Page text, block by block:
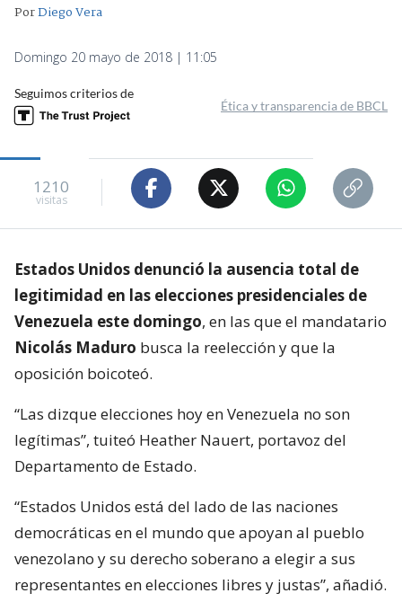
PorDiego Vera
Domingo 20 mayo de 2018 | 11:05
Seguimos criterios de
Ética y transparencia de BBCL
1210
visitas
Estados Unidos denunció la ausencia total de
legitimidad en las elecciones presidenciales de
Venezuela este domingo, en las que el mandatario
Nicolás Maduro busca la reelección y que la
oposición boicoteó.
“Las dizque elecciones hoy en Venezuela no son
legítimas”, tuiteó Heather Nauert, portavoz del
Departamento de Estado.
“Estados Unidos está del lado de las naciones
democráticas en el mundo que apoyan al pueblo
venezolano y su derecho soberano a elegir a sus
representantes en elecciones libres y justas”, añadió.